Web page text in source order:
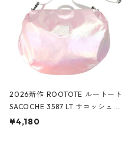
2026新作 ROOTOTE ルートート
SACOCHE 3587 LT.サコッシュ.ル
ミエ-B ショルダーバッグ グロスピ
¥4,180